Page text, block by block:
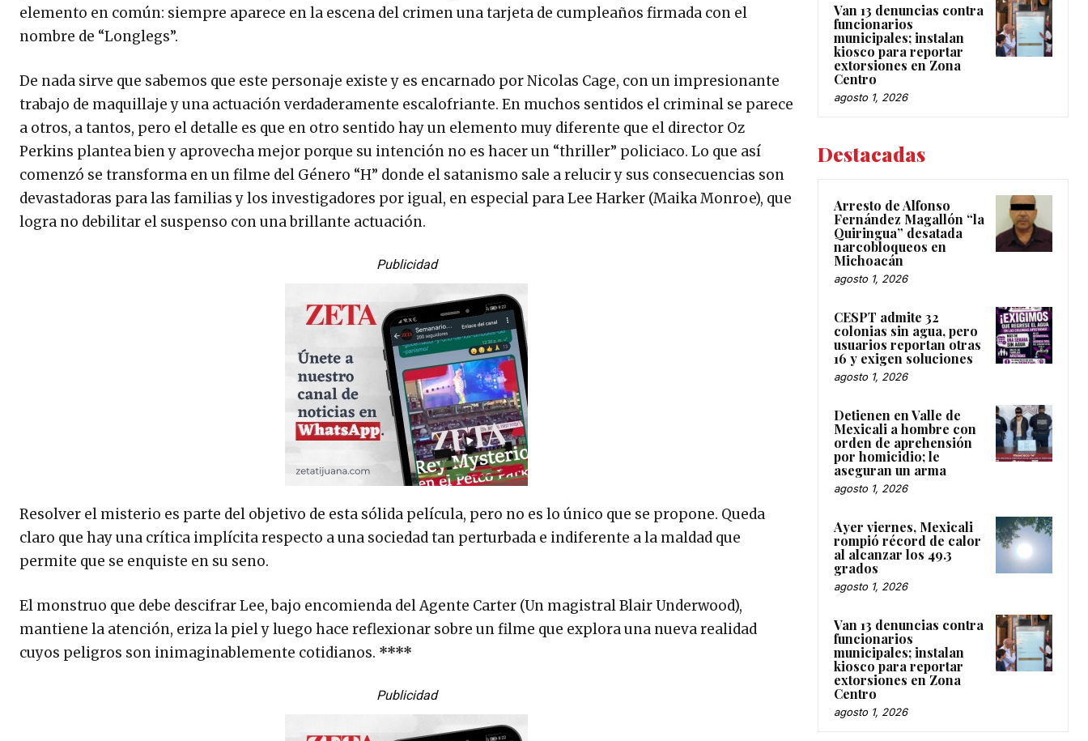
elemento en común: siempre aparece en la escena del crimen una tarjeta de cumpleaños firmada con el
nombre de “Longlegs”.
De nada sirve que sabemos que este personaje existe y es encarnado por Nicolas Cage, con un impresionante
trabajo de maquillaje y una actuación verdaderamente escalofriante. En muchos sentidos el criminal se parece
a otros, a tantos, pero el detalle es que en otro sentido hay un elemento muy diferente que el director Oz
Perkins plantea bien y aprovecha mejor porque su intención no es hacer un “thriller” policiaco. Lo que así
comenzó se transforma en un filme del Género “H” donde el satanismo sale a relucir y sus consecuencias son
devastadoras para las familias y los investigadores por igual, en especial para Lee Harker (Maika Monroe), que
logra no debilitar el suspenso con una brillante actuación.
Publicidad
Resolver el misterio es parte del objetivo de esta sólida película, pero no es lo único que se propone. Queda
claro que hay una crítica implícita respecto a una sociedad tan perturbada e indiferente a la maldad que
permite que se enquiste en su seno.
El monstruo que debe descifrar Lee, bajo encomienda del Agente Carter (Un magistral Blair Underwood),
mantiene la atención, eriza la piel y luego hace reflexionar sobre un filme que explora una nueva realidad
cuyos peligros son inimaginablemente cotidianos. ****
Publicidad
Van 13 denuncias contra
funcionarios
municipales; instalan
kiosco para reportar
extorsiones en Zona
Centro
agosto 1, 2026
Destacadas
Arresto de Alfonso
Fernández Magallón “la
Quiringua” desatada
narcobloqueos en
Michoacán
agosto 1, 2026
CESPT admite 32
colonias sin agua, pero
usuarios reportan otras
16 y exigen soluciones
agosto 1, 2026
Detienen en Valle de
Mexicali a hombre con
orden de aprehensión
por homicidio; le
aseguran un arma
agosto 1, 2026
Ayer viernes, Mexicali
rompió récord de calor
al alcanzar los 49.3
grados
agosto 1, 2026
Van 13 denuncias contra
funcionarios
municipales; instalan
kiosco para reportar
extorsiones en Zona
Centro
agosto 1, 2026